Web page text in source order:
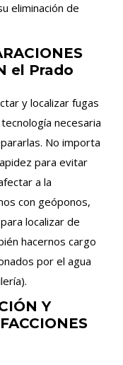
eliminación de
el Prado
y localizar fugas
necesaria
No importa
para evitar
a la
con geóponos,
localizar de
hacernos cargo
por el agua
Y